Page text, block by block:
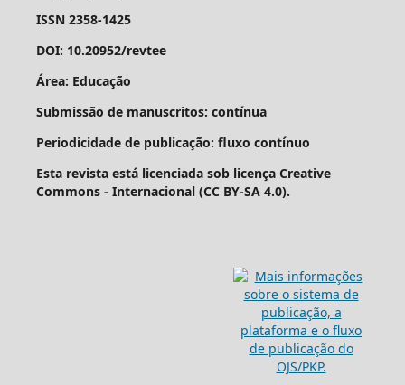
ISSN 2358-1425
DOI: 10.20952/revtee
Área: Educação
Submissão de manuscritos: contínua
Periodicidade de publicação: fluxo contínuo
Esta revista está licenciada sob licença Creative
Commons - Internacional (CC BY-SA 4.0).